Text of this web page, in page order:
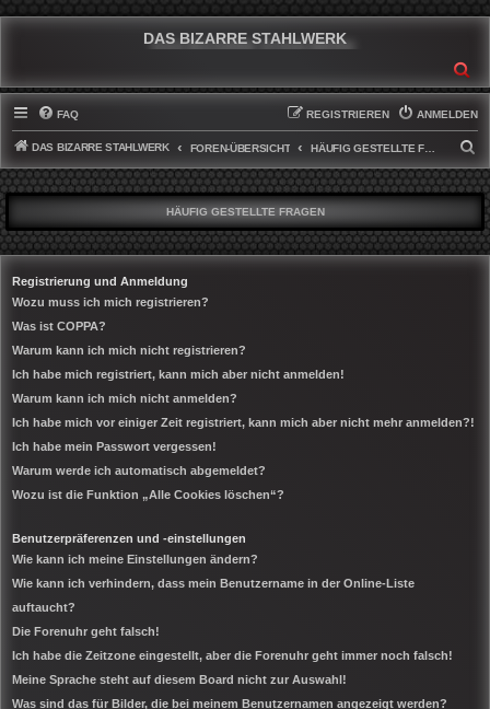
DAS BIZARRE STAHLWERK
FAQ ANMELDEN
REGISTRIEREN
DAS BIZARRE STAHLWERK FOREN-ÜBERSICHT HÄUFIG GESTELLTE FRAGEN
U
C
H
E
HÄUFIG GESTELLTE FRAGEN
Registrierung und Anmeldung
Wozu muss ich mich registrieren?
Was ist COPPA?
Warum kann ich mich nicht registrieren?
Ich habe mich registriert, kann mich aber nicht anmelden!
Warum kann ich mich nicht anmelden?
Ich habe mich vor einiger Zeit registriert, kann mich aber nicht mehr anmelden?!
Ich habe mein Passwort vergessen!
Warum werde ich automatisch abgemeldet?
Wozu ist die Funktion „Alle Cookies löschen“?
Benutzerpräferenzen und -einstellungen
Wie kann ich meine Einstellungen ändern?
Wie kann ich verhindern, dass mein Benutzername in der Online-Liste
auftaucht?
Die Forenuhr geht falsch!
Ich habe die Zeitzone eingestellt, aber die Forenuhr geht immer noch falsch!
Meine Sprache steht auf diesem Board nicht zur Auswahl!
Was sind das für Bilder, die bei meinem Benutzernamen angezeigt werden?